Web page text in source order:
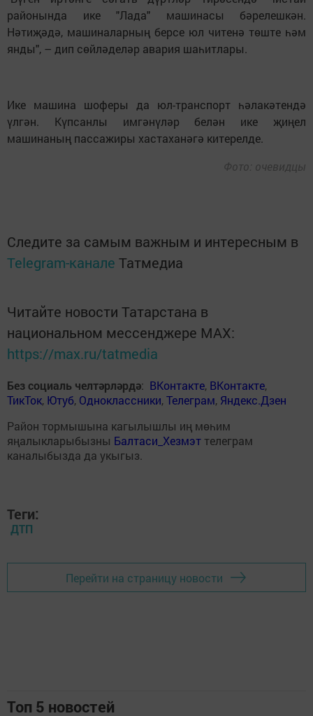
районында ике "Лада" машинасы бәрелешкән.
Нәтиҗәдә, машиналарның берсе юл читенә төште һәм
янды", – дип сөйләделәр авария шаһитлары.
Ике машина шоферы да юл-транспорт һәлакәтендә
үлгән. Күпсанлы имгәнүләр белән ике җиңел
машинаның пассажиры хастаханәгә китерелде.
Фото: очевидцы
Следите за самым важным и интересным в
Telegram-канале Татмедиа
Читайте новости Татарстана в
национальном мессенджере MАХ:
https://max.ru/tatmedia
Без социаль челтәрләрдә: ВКонтакте, ВКонтакте,
ТикТок, Ютуб, Одноклассники,Телеграм, Яндекс.Дзен
Район тормышына кагылышлы иң мөһим
яңалыкларыбызны Балтаси_Хезмэт телеграм
каналыбызда да укыгыз.
Теги:
ДТП
Перейти на страницу новости
Топ 5 новостей